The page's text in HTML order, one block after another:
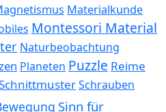
Materialkunde
Montessori Material
Naturbeobachtung
Planeten Puzzle Reime
Schrauben
Sinn für